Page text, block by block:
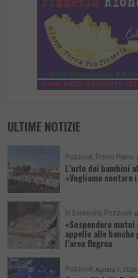
ULTIME NOTIZIE
Pozzuoli Primo Piano
L’urlo dei bambini
«Vogliamo contare
In Evidenza Pozzuoli
«Sospendere
appello alle
l’area flegrea
Pozzuoli Agosto 7, 2026